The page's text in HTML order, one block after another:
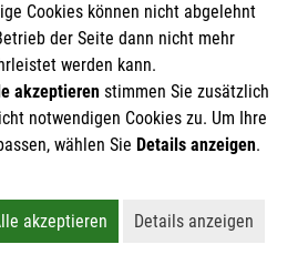
Cookies können nicht abgelehnt
der Seite dann nicht mehr
werden kann.
akzeptierenstimmen Sie zusätzlich
notwendigen Cookies zu. Um Ihre
wählen Sie Details anzeigen.
essentiellen Cookies ab
akzeptieren
Akzeptiert alle Cookies
Details anzeigen